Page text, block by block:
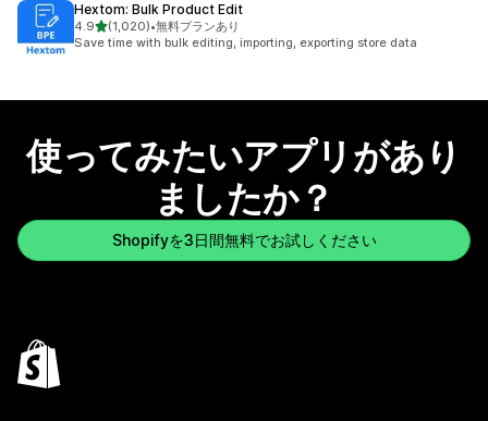
Hextom: Bulk Product Edit
4.95つ星中
(1,020)
合計レビュー数：1020件
•無料プランあり
Save time with bulk editing, importing, exporting store data
使ってみたいアプリがあり
ましたか？
Shopifyを3日間無料でお試しください